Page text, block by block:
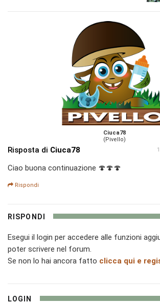
Ciuca78
(Pivello)
Risposta di Ciuca78
Ciao buona continuazione 🍄🍄🍄
Rispondi
RISPONDI
Esegui il login per accedere alle funzioni
poter scrivere nel forum.
Se non lo hai ancora fatto clicca qui e
LOGIN